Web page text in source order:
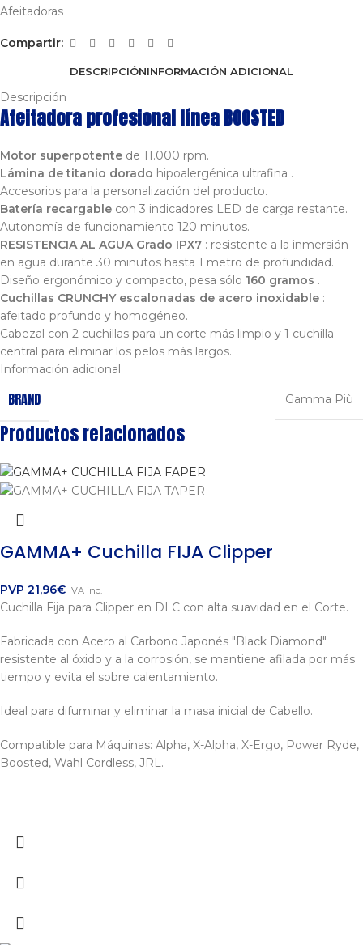
Afeitadoras
Compartir:
DESCRIPCIÓNINFORMACIÓN ADICIONAL
Descripción
Afeitadora profesional línea BOOSTED
Motor superpotente de 11.000 rpm.
Lámina de titanio dorado hipoalergénica ultrafina .
Accesorios para la personalización del producto.
Batería recargable con 3 indicadores LED de carga restante.
Autonomía de funcionamiento 120 minutos.
RESISTENCIA AL AGUA Grado IPX7 : resistente a la inmersión
en agua durante 30 minutos hasta 1 metro de profundidad.
Diseño ergonómico y compacto, pesa sólo 160 gramos .
Cuchillas CRUNCHY escalonadas de acero inoxidable :
afeitado profundo y homogéneo.
Cabezal con 2 cuchillas para un corte más limpio y 1 cuchilla
central para eliminar los pelos más largos.
Información adicional
BRAND Gamma Più
Productos relacionados
GAMMA+ Cuchilla FIJA Clipper
PVP 21,96€ IVA inc.
Cuchilla Fija para Clipper en DLC con alta suavidad en el Corte.
Fabricada con Acero al Carbono Japonés "Black Diamond"
resistente al óxido y a la corrosión, se mantiene afilada por más
tiempo y evita el sobre calentamiento.
Ideal para difuminar y eliminar la masa inicial de Cabello.
Compatible para Máquinas: Alpha, X-Alpha, X-Ergo, Power Ryde,
Boosted, Wahl Cordless, JRL.